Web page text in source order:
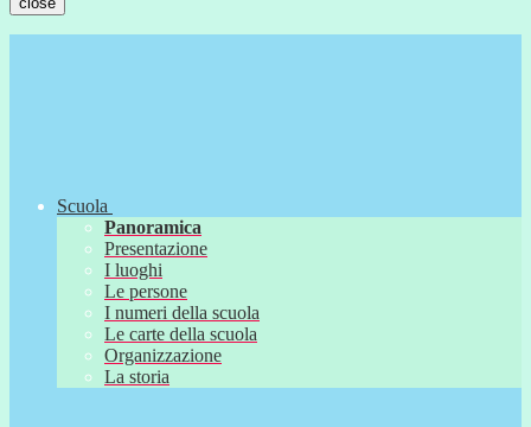
Scuola
Panoramica
Presentazione
I luoghi
Le persone
I numeri della scuola
Le carte della scuola
Organizzazione
La storia